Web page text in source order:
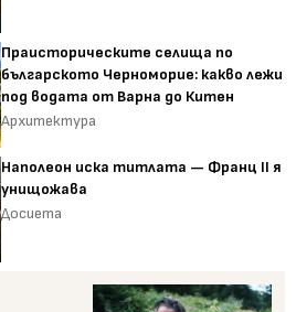
Праисторическите селища по
българското Черноморие: какво лежи
под водата от Варна до Китен
Архитектура
Наполеон иска титлата — Франц II я
унищожава
Досиета